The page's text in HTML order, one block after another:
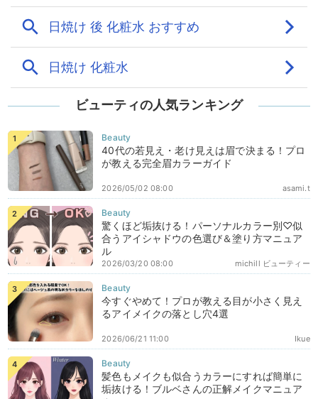
ビューティの人気ランキング
40代の若見え・老け見えは眉で決まる！プロ
が教える完全眉カラーガイド
asami.t
2026/05/02 08:00
驚くほど垢抜ける！パーソナルカラー別♡似
合うアイシャドウの色選び＆塗り方マニュア
ル
michill ビューティー
2026/03/20 08:00
今すぐやめて！プロが教える目が小さく見え
るアイメイクの落とし穴4選
Ikue
2026/06/21 11:00
髪色もメイクも似合うカラーにすれば簡単に
垢抜ける！ブルベさんの正解メイクマニュア